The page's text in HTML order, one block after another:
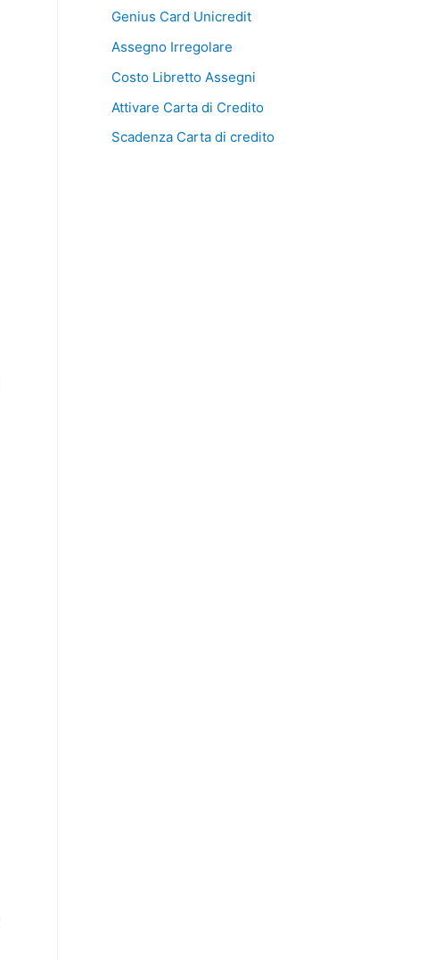
Genius Card Unicredit
Assegno Irregolare
Costo Libretto Assegni
Attivare Carta di Credito
Scadenza Carta di credito